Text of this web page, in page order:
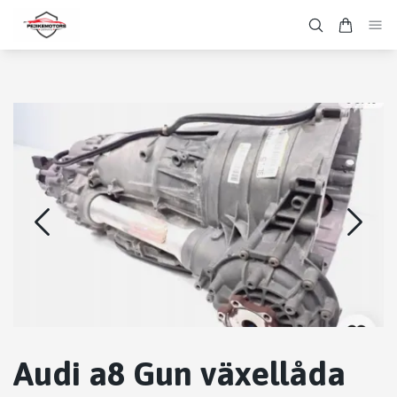
Audi a8 Gun växellåda